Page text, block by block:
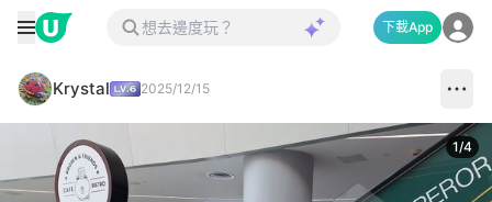
下載App
Krystal 2025/12/15
1/4